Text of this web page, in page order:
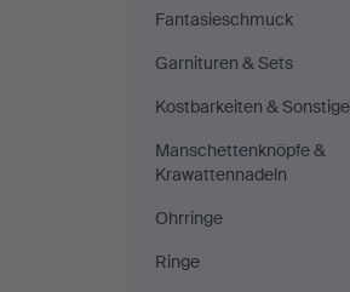
Fantasieschmuck
Garnituren & Sets
Kostbarkeiten &
Manschettenknöpfe &
Krawattennadeln
Ohrringe
Ringe